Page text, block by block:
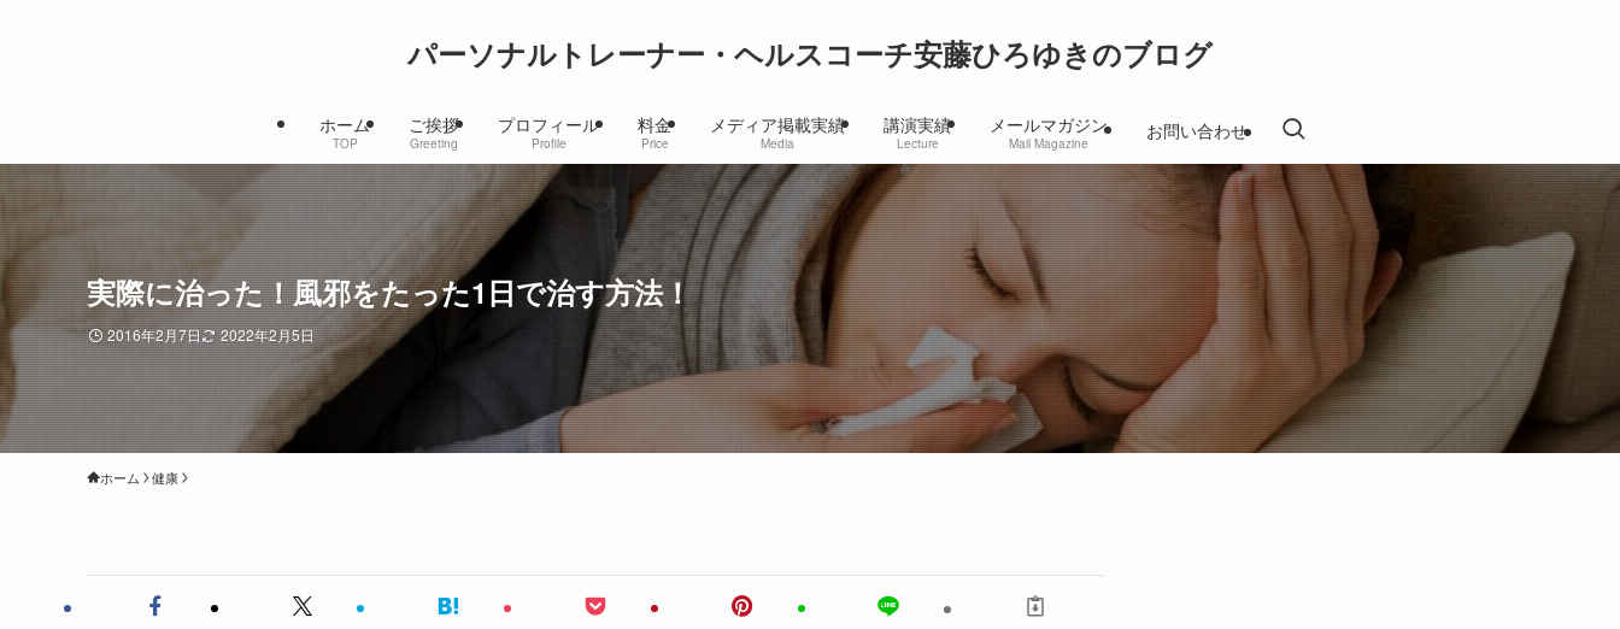
パーソナルトレーナー・ヘルスコーチ安藤ひろゆきのブログ
ホーム
TOP
ご挨拶
Greeting
プロフィール
Profile
料金
Price
メディア掲載実績
Media
講演実績
Lecture
メールマガジン
Mail Magazine
お問い合わせ
実際に治った！風邪をたった1日で治す方法！
2016年2月7日 2022年2月5日
ホーム 健康